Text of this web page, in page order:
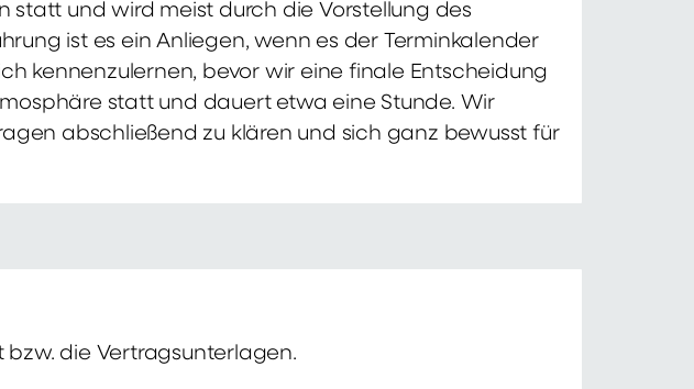
und wird meist durch die Vorstellung des
ist es ein Anliegen, wenn es der Terminkalender
kennenzulernen, bevor wir eine finale Entscheidung
statt und dauert etwa eine Stunde. Wir
abschließend zu klären und sich ganz bewusst für
bzw. die Vertragsunterlagen.